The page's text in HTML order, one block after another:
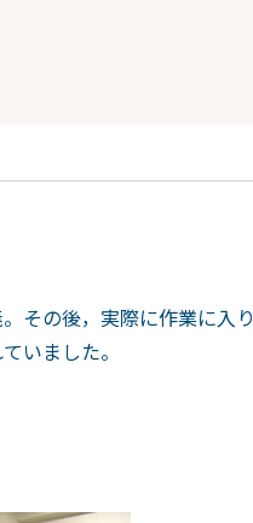
その後，実際に作業に入り
いました。